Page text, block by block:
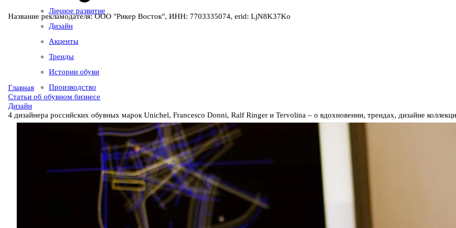
Личное развитие
Дизайн
Акценты
Тренды
Истории обуви
Производство
Название рекламодателя: ООО "Рикер Восток", ИНН: 7703335074, erid: LjN8K37Ko
Главная
Статьи об обувном бизнесе
Дизайн
4 дизайнера российских обувных марок Unichel, Francesco Donni, Ralf Ringer и Tervolina – о вдохновении, трендах, дизайне